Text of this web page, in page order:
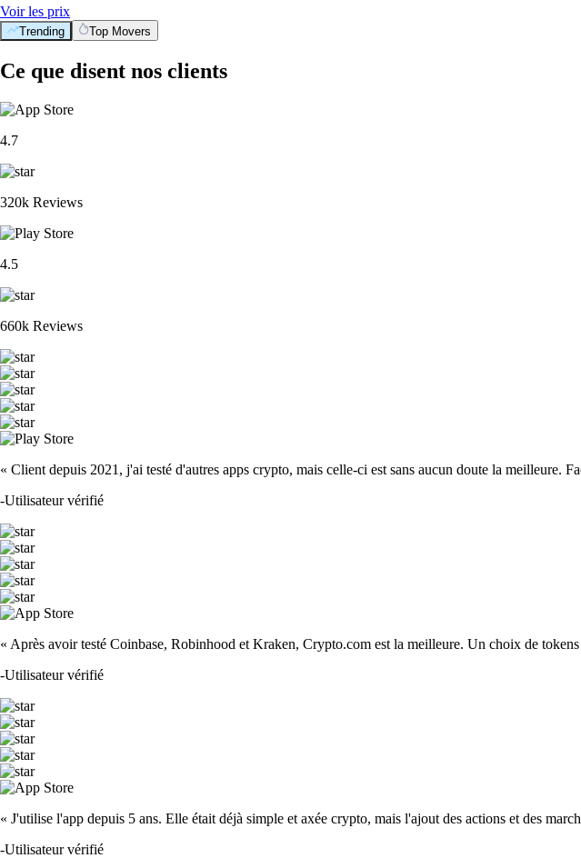
Voir les prix
Trending Top Movers
Ce que disent nos clients
4.7
320k Reviews
4.5
660k Reviews
« Client depuis 2021, j'ai testé d'autres apps crypto, mais celle-ci est sans aucun doute la meilleure.
-Utilisateur vérifié
« Après avoir testé Coinbase, Robinhood et Kraken, Crypto.com est la meilleure. Un choix de
-Utilisateur vérifié
« J'utilise l'app depuis 5 ans. Elle était déjà simple et axée crypto, mais l'ajout des actions et des
-Utilisateur vérifié